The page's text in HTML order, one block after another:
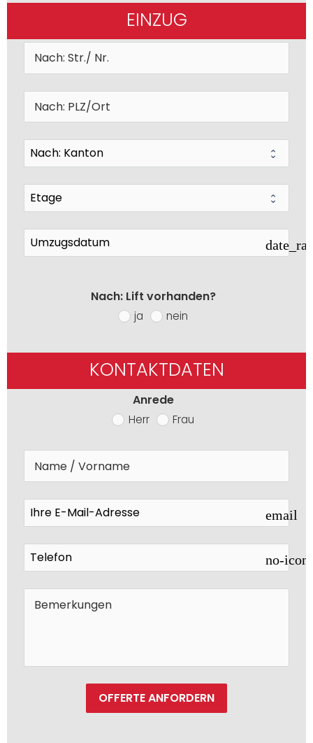
EINZUG
Nach: Lift vorhanden?
ja nein
KONTAKTDATEN
Anrede
Herr Frau
email
no-icon
OFFERTE ANFORDERN